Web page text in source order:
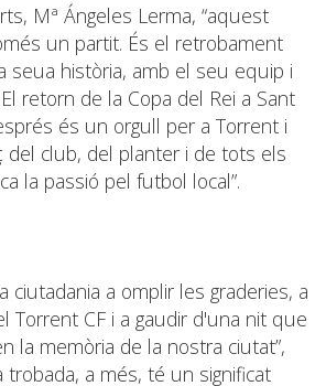
Mª Ángeles Lerma, “aquest
un partit. És el retrobament
seua història, amb el seu equip i
retorn de la Copa del Rei a Sant
és un orgull per a Torrent i
del club, del planter i de tots els
la passió pel futbol local”.
ciutadania a omplir les graderies, a
Torrent CF i a gaudir d'una nit que
la memòria de la nostra ciutat”,
trobada, a més, té un significat